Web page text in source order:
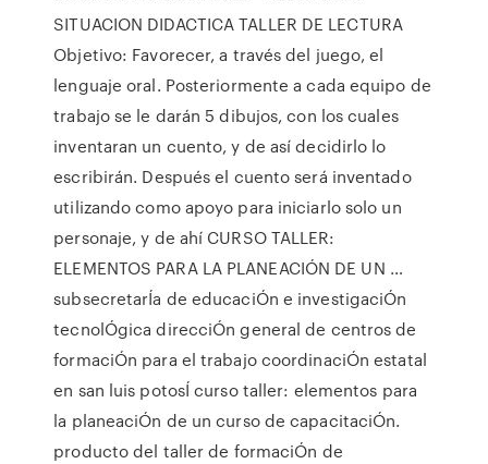
SITUACION DIDACTICA TALLER DE LECTURA
Objetivo: Favorecer, a través del juego, el
lenguaje oral. Posteriormente a cada equipo de
trabajo se le darán 5 dibujos, con los cuales
inventaran un cuento, y de así decidirlo lo
escribirán. Después el cuento será inventado
utilizando como apoyo para iniciarlo solo un
personaje, y de ahí CURSO TALLER:
ELEMENTOS PARA LA PLANEACIÓN DE UN …
subsecretarÍa de educaciÓn e investigaciÓn
tecnolÓgica direcciÓn general de centros de
formaciÓn para el trabajo coordinaciÓn estatal
en san luis potosÍ curso taller: elementos para
la planeaciÓn de un curso de capacitaciÓn.
producto del taller de formaciÓn de